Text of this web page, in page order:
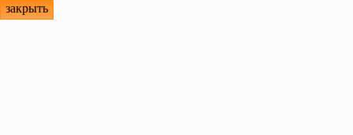
закрыть